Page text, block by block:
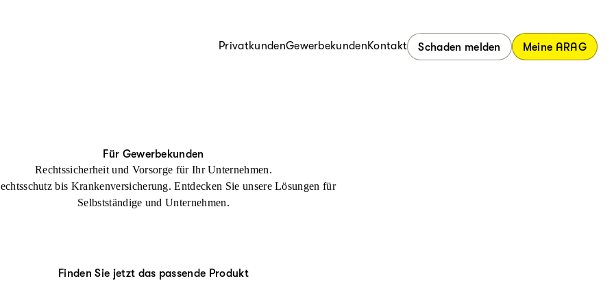
PrivatkundenGewerbekundenKontakt Schaden melden Meine ARAG
Für Gewerbekunden
Rechtssicherheit und Vorsorge für Ihr Unternehmen.
bis Krankenversicherung. Entdecken Sie unsere Lösungen für
Selbstständige und Unternehmen.
Finden Sie jetzt das passende Produkt